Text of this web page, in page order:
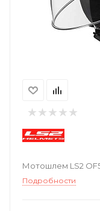
Мотошлем LS2
Подробности